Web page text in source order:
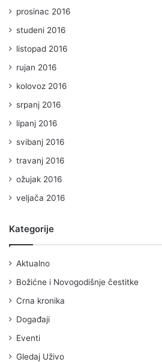
prosinac 2016
studeni 2016
listopad 2016
rujan 2016
kolovoz 2016
srpanj 2016
lipanj 2016
svibanj 2016
travanj 2016
ožujak 2016
veljača 2016
Kategorije
Aktualno
Božićne i Novogodišnje čestitke
Crna kronika
Događaji
Eventi
Gledaj Uživo